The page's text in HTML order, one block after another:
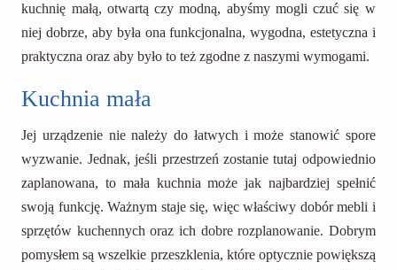
kuchnię małą, otwartą czy modną, abyśmy mogli czuć się w
niej dobrze, aby była ona funkcjonalna, wygodna, estetyczna i
praktyczna oraz aby było to też zgodne z naszymi wymogami.
Kuchnia mała
Jej urządzenie nie należy do łatwych i może stanowić spore
wyzwanie. Jednak, jeśli przestrzeń zostanie tutaj odpowiednio
zaplanowana, to mała kuchnia może jak najbardziej spełnić
swoją funkcję. Ważnym staje się, więc właściwy dobór mebli i
sprzętów kuchennych oraz ich dobre rozplanowanie. Dobrym
pomysłem są wszelkie przeszklenia, które optycznie powiększą